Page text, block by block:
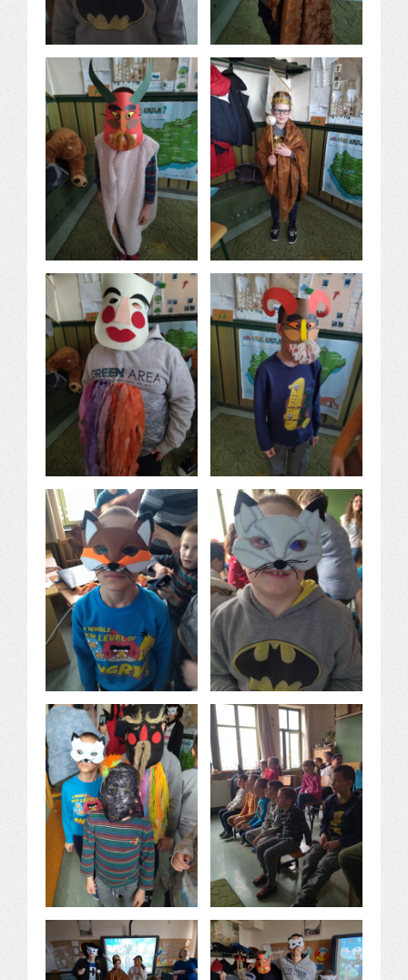
Komplex közlekedés Egészségfejlesztés
Nyelvi vetélkedő
Hagyománnyá tehető iskolai rendezvény
TÁMOP-3.1.6-11/2
TÁMOP-3.3.15.
TIOP-1.1.1-12/1
Kutyaterápia
RRF-1.2.4-25-2025-00053
Ökoiskola
Elérhetőségek
Fogadóóra
Tájékoztatás
Állásajánlatok